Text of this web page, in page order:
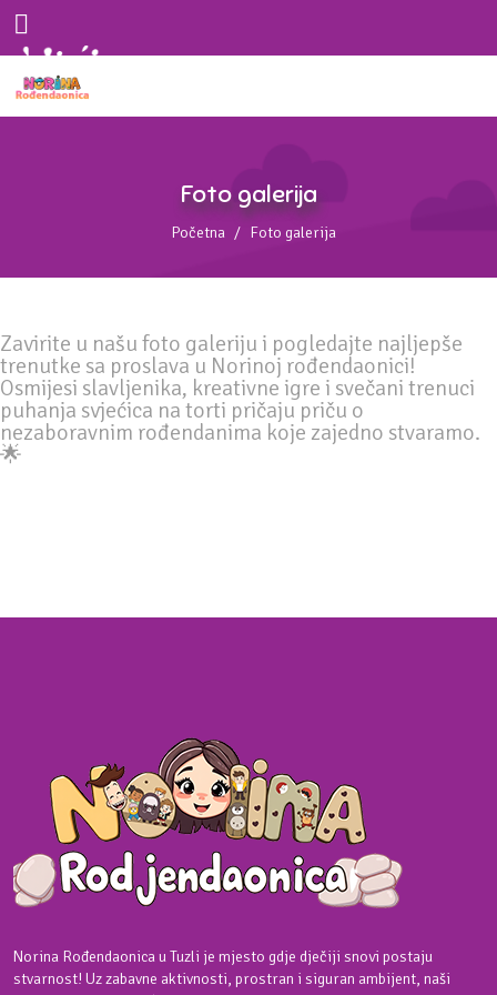
Foto galerija
Početna Foto galerija
Zavirite u našu foto galeriju i pogledajte najljepše
trenutke sa proslava u Norinoj rođendaonici!
Osmijesi slavljenika, kreativne igre i svečani trenuci
puhanja svjećica na torti pričaju priču o
nezaboravnim rođendanima koje zajedno stvaramo.
🌟
Norina Rođendaonica u Tuzli je mjesto gdje dječiji snovi postaju
stvarnost! Uz zabavne aktivnosti, prostran i siguran ambijent, naši